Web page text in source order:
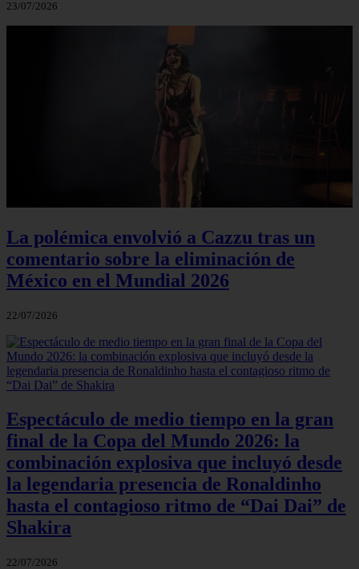
23/07/2026
La polémica envolvió a Cazzu tras un
comentario sobre la eliminación de
México en el Mundial 2026
22/07/2026
Espectáculo de medio tiempo en la gran
final de la Copa del Mundo 2026: la
combinación explosiva que incluyó desde
la legendaria presencia de Ronaldinho
hasta el contagioso ritmo de “Dai Dai” de
Shakira
22/07/2026